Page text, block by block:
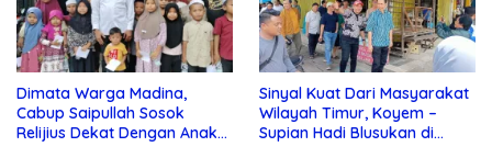
Dimata Warga Madina,
Cabup Saipullah Sosok
Relijius Dekat Dengan Anak
Sinyal Kuat Dari Masyarakat
Wilayah Timur, Koyem –
Supian Hadi Blusukan di